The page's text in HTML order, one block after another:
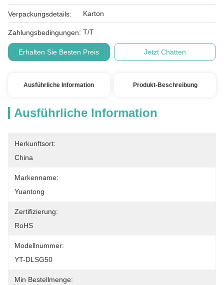
Verpackungsdetails: Karton
Zahlungsbedingungen: T/T
Erhalten Sie Besten Preis Jetzt Chatten
Ausführliche Information Produkt-Beschreibung
Ausführliche Information
Herkunftsort:
China
Markenname:
Yuantong
Zertifizierung:
RoHS
Modellnummer:
YT-DLSG50
Min Bestellmenge: